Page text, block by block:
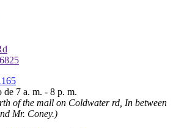
de 7 a. m. - 8 p. m.
of the mall on Coldwater rd, In between
Mr. Coney.)